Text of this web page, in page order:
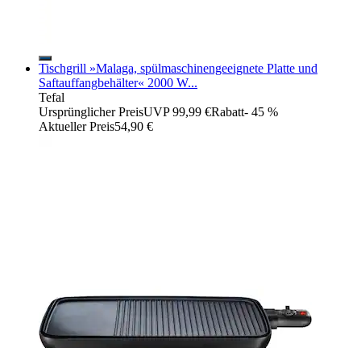
Tischgrill »Malaga, spülmaschinengeeignete Platte und
Saftauffangbehälter« 2000 W...
Tefal
Ursprünglicher PreisUVP 99,99 €Rabatt- 45 %
Aktueller Preis54,90 €